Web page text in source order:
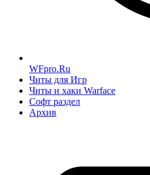
WFpro.Ru
Читы для Игр
Читы и хаки Warface
Софт раздел
Архив